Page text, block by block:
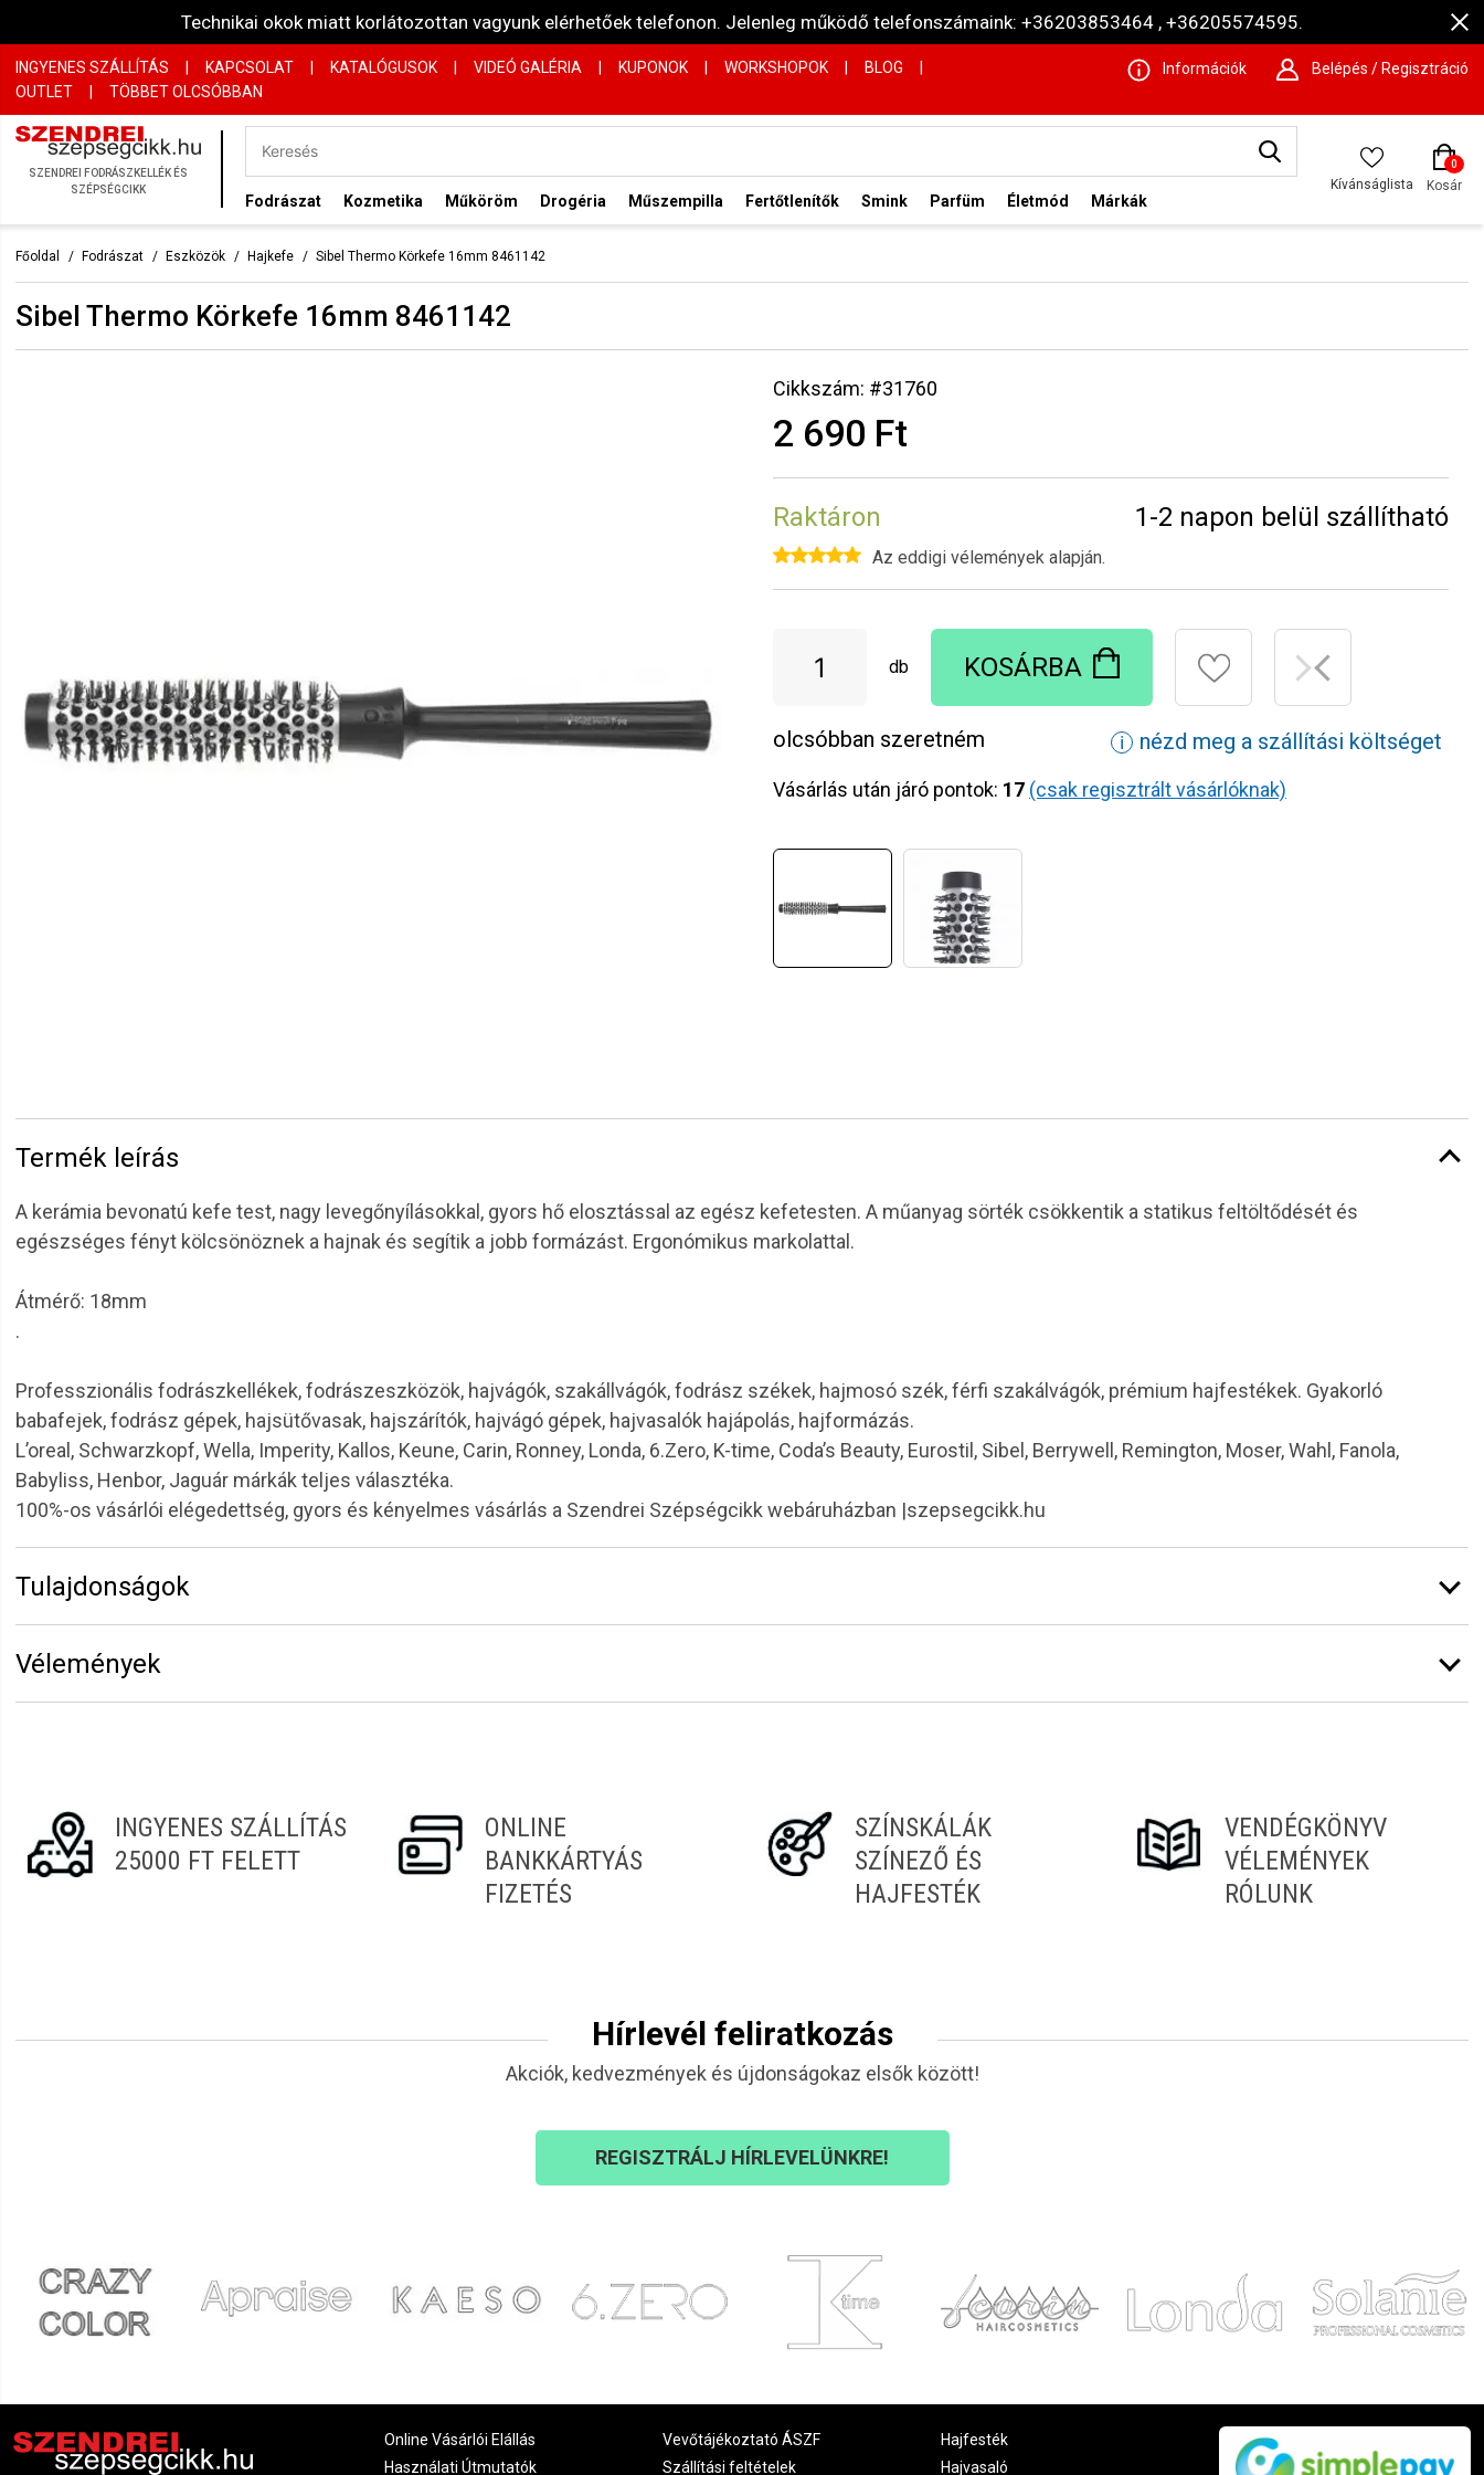
Technikai okok miatt korlátozottan vagyunk elérhetőek telefonon. Jelenleg működő telefonszámaink: +36203853464 , +36205574595.
INGYENES SZÁLLÍTÁS KAPCSOLAT KATALÓGUSOK VIDEÓ GALÉRIA KUPONOK WORKSHOPOK BLOG
OUTLET
| TÖBBET OLCSÓBBAN
Információk Belépés / Regisztráció
SZENDREI FODRÁSZKELLÉK ÉS
SZÉPSÉGCIKK
Fodrászat Kozmetika Műköröm Drogéria Műszempilla Fertőtlenítők Smink Parfüm Életmód Márkák
Kívánságlista
0
Kosár
Főoldal Fodrászat Eszközök Hajkefe Sibel Thermo Körkefe 16mm 8461142
Sibel Thermo Körkefe 16mm 8461142
Cikkszám: #31760
2 690 Ft
Raktáron 1-2 napon belül szállítható
Az eddigi vélemények alapján.
db KOSÁRBA
olcsóbban szeretném ℹ nézd meg a szállítási költséget
Vásárlás után járó pontok: 17 (csak regisztrált vásárlóknak)
Termék leírás
A kerámia bevonatú kefe test, nagy levegőnyílásokkal, gyors hő elosztással az egész kefetesten. A műanyag sörték csökkentik a statikus feltöltődését és
egészséges fényt kölcsönöznek a hajnak és segítik a jobb formázást. Ergonómikus markolattal.
Átmérő: 18mm
.
Professzionális fodrászkellékek, fodrászeszközök, hajvágók, szakállvágók, fodrász székek, hajmosó szék, férfi szakálvágók, prémium hajfestékek. Gyakorló
babafejek, fodrász gépek, hajsütővasak, hajszárítók, hajvágó gépek, hajvasalók hajápolás, hajformázás.
L’oreal, Schwarzkopf, Wella, Imperity, Kallos, Keune, Carin, Ronney, Londa, 6.Zero, K-time, Coda’s Beauty, Eurostil, Sibel, Berrywell, Remington, Moser, Wahl, Fanola,
Babyliss, Henbor, Jaguár márkák teljes választéka.
100%-os vásárlói elégedettség, gyors és kényelmes vásárlás a Szendrei Szépségcikk webáruházban |szepsegcikk.hu
Tulajdonságok
Átmérő:
Vélemények
Lilla 2022.04.03. 20:40
INGYENES SZÁLLÍTÁS
25000 FT FELETT
ONLINE
BANKKÁRTYÁS
FIZETÉS
SZÍNSKÁLÁK
SZÍNEZŐ ÉS
HAJFESTÉK
VENDÉGKÖNYV
VÉLEMÉNYEK
RÓLUNK
Hírlevél feliratkozás
Akciók, kedvezmények és újdonságokaz elsők között!
REGISZTRÁLJ HÍRLEVELÜNKRE!
Online Vásárlói Elállás
Használati Útmutatók
Vevőtájékoztató ÁSZF
Szállítási feltételek
Hajfesték
Hajvasaló